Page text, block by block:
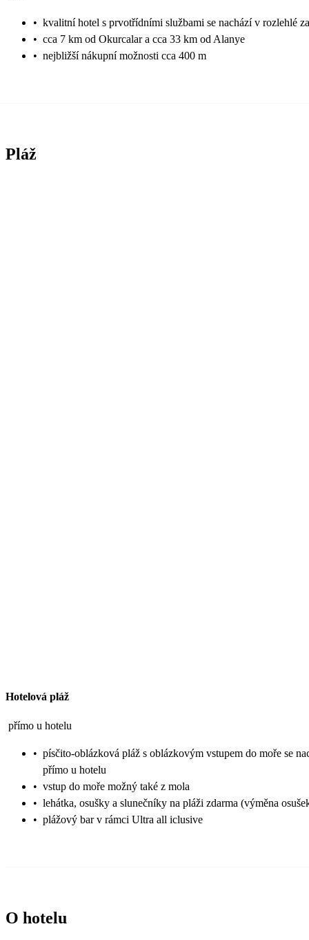
• kvalitní hotel s prvotřídními službami se nachází v rozlehlé
• cca 7 km od Okurcalar a cca 33 km od Alanye
• nejbližší nákupní možnosti cca 400 m
Pláž
Hotelová pláž
přímo u hotelu
• písčito-oblázková pláž s oblázkovým vstupem do moře se
přímo u hotelu
• vstup do moře možný také z mola
• lehátka, osušky a slunečníky na pláži zdarma (výměna
• plážový bar v rámci Ultra all iclusive
O hotelu